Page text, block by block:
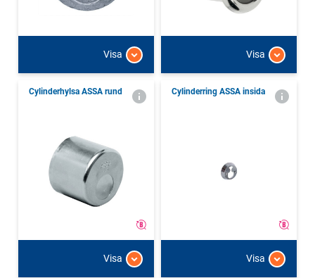
Visa Visa
Cylinderhylsa ASSA rund
Visa
Cylinderring ASSA insida
Visa